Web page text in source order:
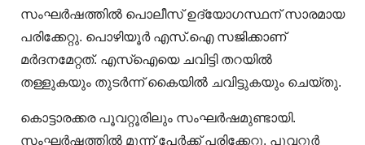
സംഘര്‍ഷത്തില്‍ പൊലീസ് ഉദ്യോഗസ്ഥന് സാരമായ
പരിക്കേറ്റു. പൊഴിയൂര്‍ എസ്.ഐ സജിക്കാണ്
മര്‍ദനമേറ്റത്. എസ്‌ഐയെ ചവിട്ടി തറയില്‍
തള്ളുകയും തുടര്‍ന്ന് കൈയില്‍ ചവിട്ടുകയും ചെയ്തു.
കൊട്ടാരക്കര പൂവറ്റൂരിലും സംഘര്‍ഷമുണ്ടായി.
സംഘര്‍ഷത്തില്‍ മൂന്ന് പേര്‍ക്ക് പരിക്കേറ്റു. പൂവറ്റൂര്‍